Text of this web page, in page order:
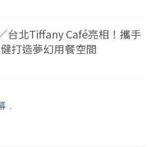
台北Tiffany Café亮相！攜手
打造夢幻用餐空間
﹒